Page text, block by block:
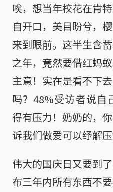
唉，想当年校花在肯
自开口，美目盼兮，
来到眼前。这半生含
之年，竟然要借红蚂
主意！实在是看不下
吗？48%受访者说自
得有压力！奶奶的，
诉我们做爱可以纾解
伟大的国庆日又要到
布三年内所有东西不